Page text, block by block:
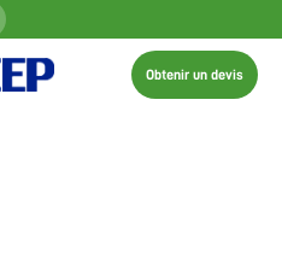
Obtenir un devis